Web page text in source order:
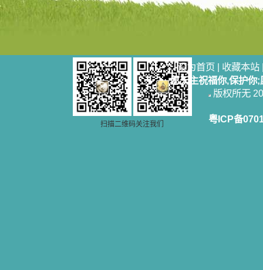
扫描二维码关注我们
设为首页 | 收藏本站
愿天主祝福你,保护你
版权所无
粤ICP备